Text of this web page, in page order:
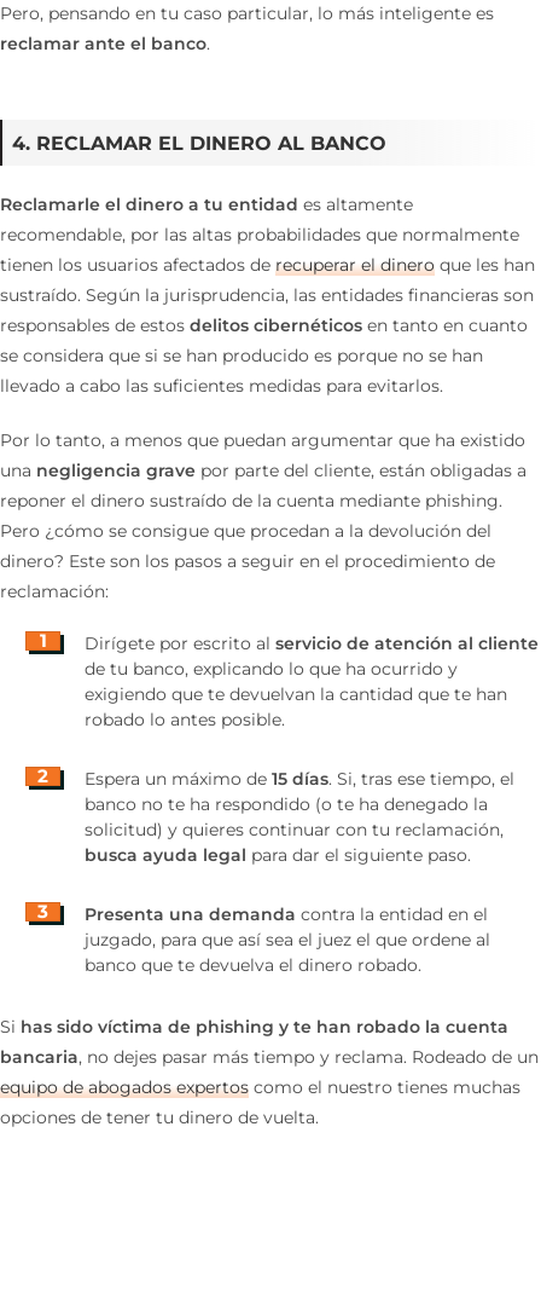
Pero, pensando en tu caso particular, lo más inteligente es
reclamar ante el banco.
4. RECLAMAR EL DINERO AL BANCO
Reclamarle el dinero a tu entidad es altamente
recomendable, por las altas probabilidades que normalmente
tienen los usuarios afectados de recuperar el dinero que les han
sustraído. Según la jurisprudencia, las entidades financieras son
responsables de estos delitos cibernéticos en tanto en cuanto
se considera que si se han producido es porque no se han
llevado a cabo las suficientes medidas para evitarlos.
Por lo tanto, a menos que puedan argumentar que ha existido
una negligencia grave por parte del cliente, están obligadas a
reponer el dinero sustraído de la cuenta mediante phishing.
Pero ¿cómo se consigue que procedan a la devolución del
dinero? Este son los pasos a seguir en el procedimiento de
reclamación:
Dirígete por escrito al servicio de atención al cliente
de tu banco, explicando lo que ha ocurrido y
exigiendo que te devuelvan la cantidad que te han
robado lo antes posible.
Espera un máximo de 15 días. Si, tras ese tiempo, el
banco no te ha respondido (o te ha denegado la
solicitud) y quieres continuar con tu reclamación,
busca ayuda legal para dar el siguiente paso.
Presenta una demanda contra la entidad en el
juzgado, para que así sea el juez el que ordene al
banco que te devuelva el dinero robado.
Si has sido víctima de phishing y te han robado la cuenta
bancaria, no dejes pasar más tiempo y reclama. Rodeado de un
equipo de abogados expertos como el nuestro tienes muchas
opciones de tener tu dinero de vuelta.